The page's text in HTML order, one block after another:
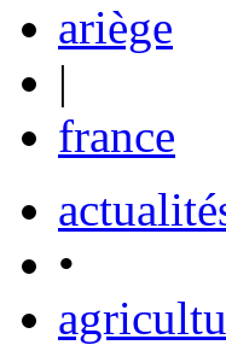
ariège
|
france
•